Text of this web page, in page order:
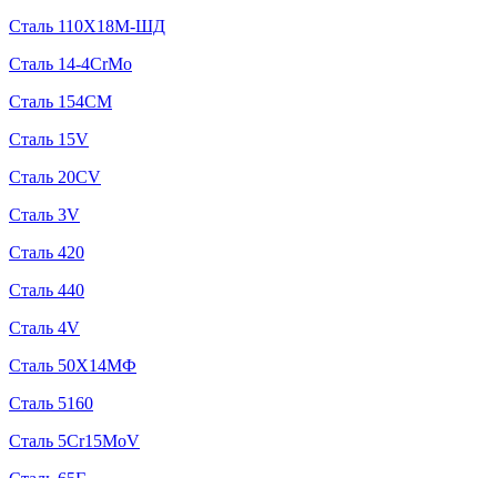
Сталь 110Х18М-ШД
Сталь 14-4CrMo
Сталь 154CM
Сталь 15V
Сталь 20CV
Сталь 3V
Сталь 420
Сталь 440
Сталь 4V
Сталь 50Х14МФ
Сталь 5160
Сталь 5Cr15MoV